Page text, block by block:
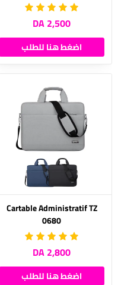
2,500 DA
اضغط هنا للطلب
Cartable Administratif TZ
0680
2,800 DA
اضغط هنا للطلب